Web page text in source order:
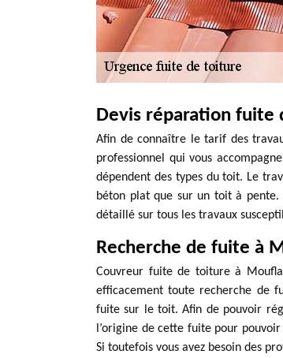
Devis réparation fuite
Afin de connaître le tarif des
professionnel qui vous
dépendent des types du toit. Le
béton plat que sur un toit à pente.
détaillé sur tous les travaux
Recherche de fuite à
Couvreur fuite de toiture à
efficacement toute recherche de
fuite sur le toit. Afin de pouvoir
l’origine de cette fuite pour
Si toutefois vous avez besoin des